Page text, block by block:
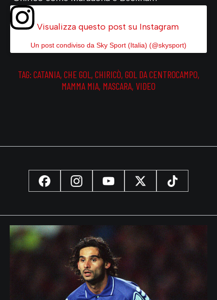
Visualizza questo post su Instagram
Un post condiviso da Sky Sport (Italia) (@skysport)
TAG: CATANIA, CHE GOL , CHIRICÒ, GOL DA CENTROCAMPO,
MAMMA MIA, MASCARA, VIDEO